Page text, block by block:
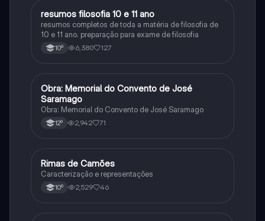
Filosofia
resumos filosofia 10 e 11 ano
resumos completos de toda a matéria de filosofia de
10 e 11 ano. preparação para exame de filosofia
10º 6,380 127
Português
Obra: Memorial do Convento de José
Saramago
Obra: Memorial do Convento de José Saramago
12º 2,942 71
Português
Rimas de Camões
Caracterização e representações
10º 2,529 46